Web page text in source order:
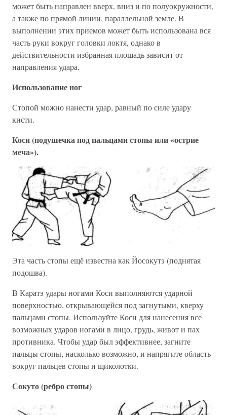
может быть направлен вверх, вниз и по полуокружности,
а также по прямой линии, параллельной земле. В
выполнении этих приемов может быть использована вся
часть руки вокруг головки локтя, однако в
действительности избранная площадь зависит от
направления удара.
Использование ног
Стопой можно нанести удар, равный по силе удару
кисти.
Коси (подушечка под пальцами стопы или «острие
меча»).
Эта часть стопы ещё известна как Йосокутэ (поднятая
подошва).
В Каратэ удары ногами Коси выполняются ударной
поверхностью, открывающейся под загнутыми, кверху
пальцами стопы. Используйте Коси для нанесения все
возможных ударов ногами в лицо, грудь, живот и пах
противника. Чтобы удар был эффективнее, загните
пальцы стопы, насколько возможно, и напрягите область
вокруг пальцев стопы и щиколотки.
Сокуто (ребро стопы)